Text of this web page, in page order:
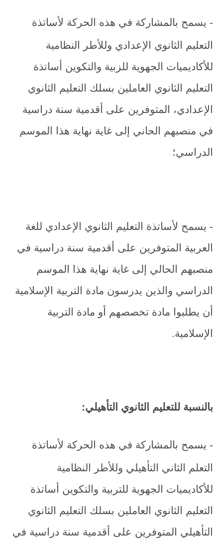
- يسمح بالمشاركة في هذه الحركة لأساتذة
التعليم الثانوي الإعدادي وللأطر النظامية
للأكاديميات الجهوية للزبية والتكوين أساتذة
التعليم الثانوي العاملين بسلك التعليم الثانوي
الإعدادي، المتوفرين على أقدمية سنة دراسية
في منصبهم الحاني إلى غاية نهاية هذا الموسم
الدراسي؛
- يسمح لأساتذة التعليم الثانوي الإعدادي للغة
العربية المتوفرين على أقدمية سنة دراسية في
منصبهم الحالي إلى غاية نهاية هذا الموسم
الدراسي والذين يدرسون مادة التربية الإسلامية
أن يطلبوا مادة تخصصهم أو مادة التربية
الإسلامية.
بالنسبة للتعليم الثانوي التأهيلي:
- يسمح بالمشاركة في هذه الحركة لأساتذة
التعلم الثاني التأهيلي وللأطر النظامية
للأكاديميات الجهوية للتربية والتكوين أساتذة
التعليم الثانوي العاملين بسلك التعليم الثانوي
التأهيلي المتوفرين على أقدمية سنة دراسية في